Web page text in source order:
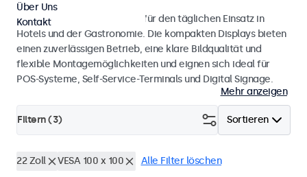
Monitore und Touchscreens für den täglichen Einsatz in
Hotels und der Gastronomie. Die kompakten Displays bieten
einen zuverlässigen Betrieb, eine klare Bildqualität und
flexible Montagemöglichkeiten und eignen sich ideal für
POS-Systeme, Self-Service-Terminals und Digital Signage.
Mehr anzeigen
Sortieren
Filtern (3)
22 Zoll VESA 100 x 100 Alle Filter löschen
Über Uns
Kontakt